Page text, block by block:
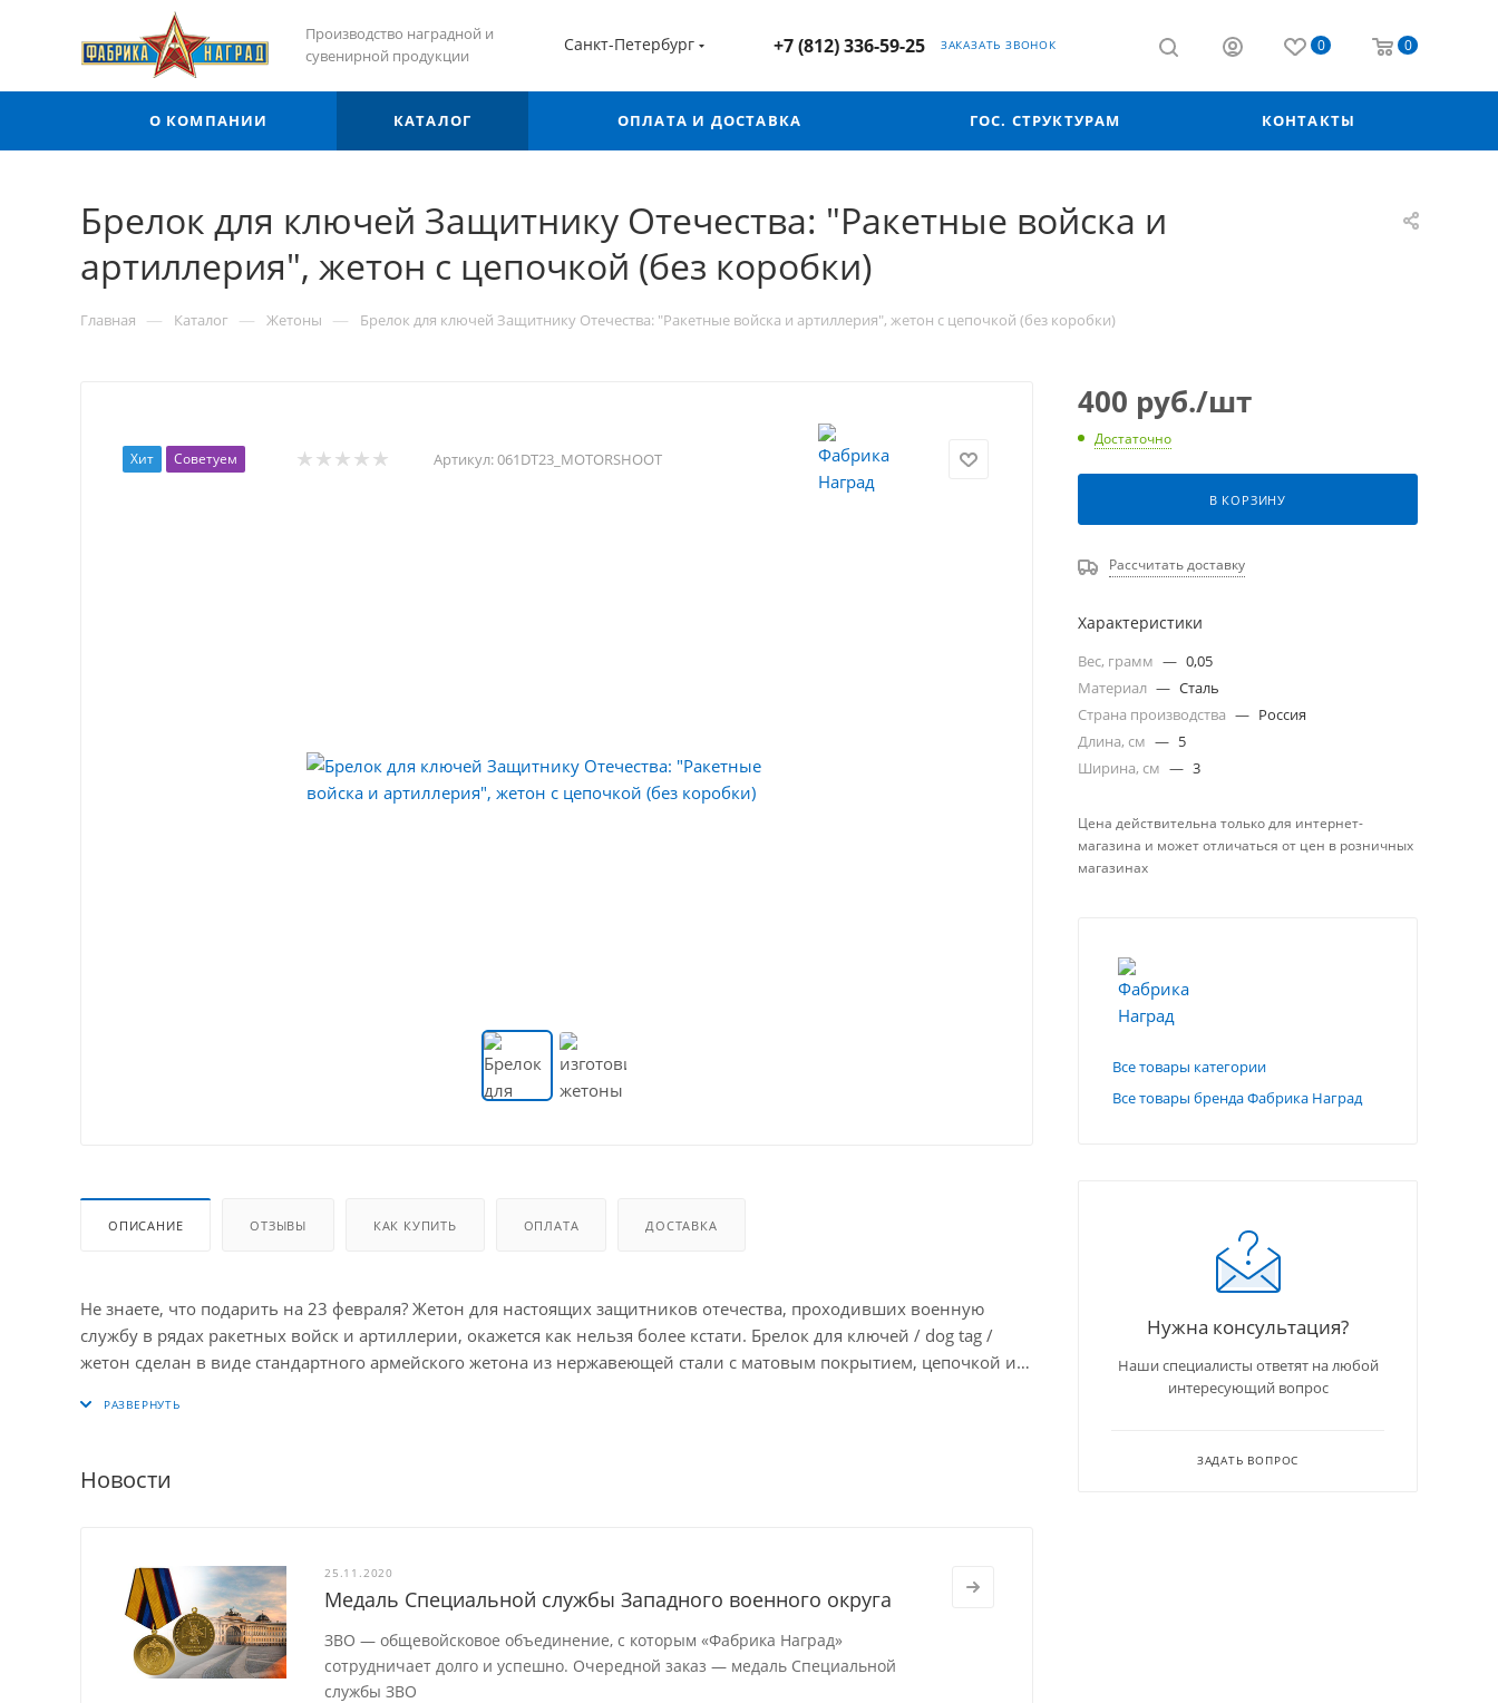
Производство наградной и
сувенирной продукции
Санкт-Петербург +7 (812) 336-59-25 ЗАКАЗАТЬ ЗВОНОК 0 0
О КОМПАНИИ КАТАЛОГ ОПЛАТА И ДОСТАВКА ГОС. СТРУКТУРАМ КОНТАКТЫ
Брелок для ключей Защитнику Отечества: "Ракетные войска и
артиллерия", жетон с цепочкой (без коробки)
Главная — Каталог — Жетоны — Брелок для ключей Защитнику Отечества: "Ракетные войска и артиллерия", жетон с цепочкой (без коробки)
Хит Советуем Артикул:061DT23_MOTORSHOOT
ОПИСАНИЕ ОТЗЫВЫ КАК КУПИТЬ ОПЛАТА ДОСТАВКА
Не знаете, что подарить на 23 февраля? Жетон для настоящих защитников отечества, проходивших военную
службу в рядах ракетных войск и артиллерии, окажется как нельзя более кстати. Брелок для ключей / dog tag /
жетон сделан в виде стандартного армейского жетона из нержавеющей стали с матовым покрытием, цепочкой и
см, толщина 1,5 мм.
Новости
25.11.2020
Медаль Специальной службы Западного военного округа
ЗВО — общевойсковое объединение, с которым «Фабрика Наград»
сотрудничает долго и успешно. Очередной заказ — медаль Специальной
службы ЗВО
400 руб./шт
Достаточно
В КОРЗИНУ
Рассчитать доставку
Характеристики
Вес, грамм — 0,05
Материал — Сталь
Страна производства — Россия
Длина, см — 5
Ширина, см — 3
Цена действительна только для интернет-
магазина и может отличаться от цен в розничных
магазинах
Все товары категории
Все товары бренда Фабрика Наград
Нужна консультация?
Наши специалисты ответят на любой
интересующий вопрос
ЗАДАТЬ ВОПРОС